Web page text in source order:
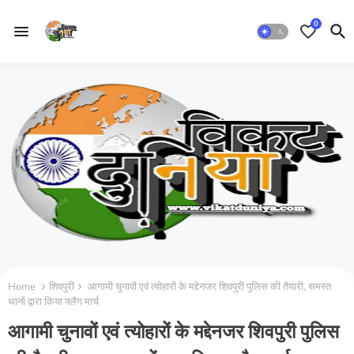
0
Home शिवपुरी
आगामी चुनावों एवं त्योहारों के मद्देनजर शिवपुरी पुलिस की तैयारी, समस्त
थानों द्वारा किया फ्लैग मार्च
आगामी चुनावों एवं त्योहारों के मद्देनजर शिवपुरी पुलिस